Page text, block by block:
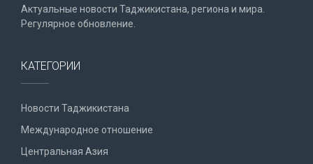
Актуальные новости Таджикистана, региона и мира.
Регулярное обновление.
КАТЕГОРИИ
Новости Таджикистана
Международное отношение
Центральная Азия